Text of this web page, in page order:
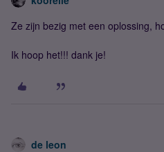
Ze zijn bezig met een oplossing,
Ik hoop het!!! dank je!
de leon